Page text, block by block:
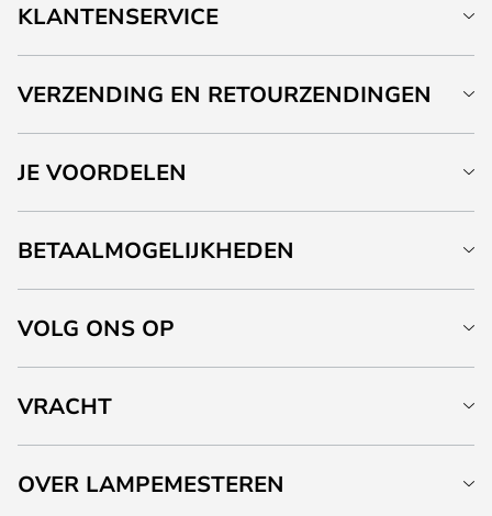
KLANTENSERVICE
VERZENDING EN RETOURZENDINGEN
JE VOORDELEN
BETAALMOGELIJKHEDEN
VOLG ONS OP
VRACHT
OVER LAMPEMESTEREN